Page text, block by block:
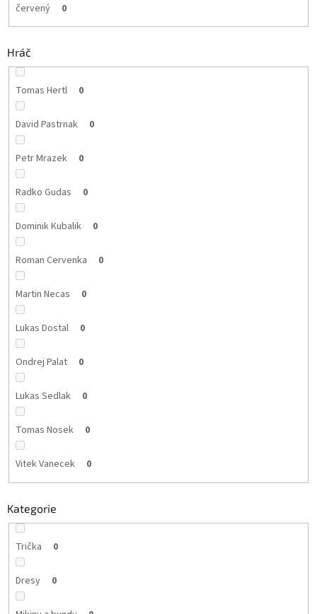
červený 0
Hráč
Tomas Hertl 0
David Pastrnak 0
Petr Mrazek 0
Radko Gudas 0
Dominik Kubalik 0
Roman Cervenka 0
Martin Necas 0
Lukas Dostal 0
Ondrej Palat 0
Lukas Sedlak 0
Tomas Nosek 0
Vitek Vanecek 0
Kategorie
Trička 0
Dresy 0